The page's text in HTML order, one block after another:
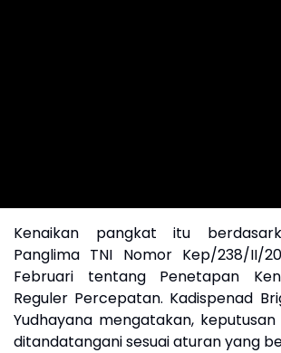
Kenaikan pangkat itu
Panglima TNI Nomor Kep/238/II/
Februari tentang Penetapan
Reguler Percepatan. Kadispenad
Yudhayana mengatakan,
ditandatangani sesuai aturan yang